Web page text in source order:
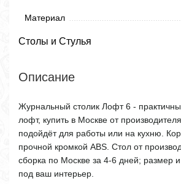
Материал
Столы и Стулья
Описание
Журнальный столик Лофт 6 -
лофт, купить в Москве от
подойдёт для работы или на кухню.
прочной кромкой ABS. Стол от
сборка по Москве за 4-6 дней; размер
под ваш интерьер.